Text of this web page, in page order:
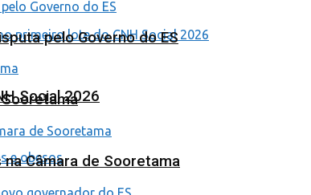
Social 2026
pelo Governo do ES
Câmara de Sooretama